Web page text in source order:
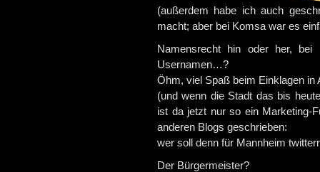
(außerdem habe ich auch
macht; aber bei Komsa war es
Namensrecht hin oder her,
Usernamen…?
Öhm, viel Spaß beim Einklagen
(und wenn die Stadt das bis
ist da jetzt nur so ein Marketing-
anderen Blogs geschrieben:
wer soll denn für Mannheim
Der Bürgermeister?